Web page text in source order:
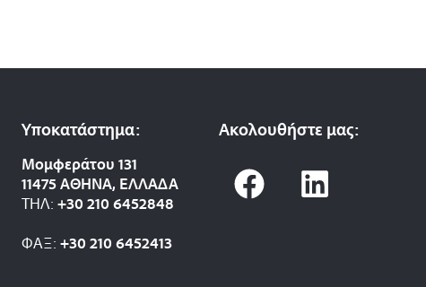
Υποκατάστημα:
Μομφεράτου 131
11475 ΑΘΗΝΑ, ΕΛΛΑΔΑ
ΤΗΛ: +30 210 6452848
ΦΑΞ: +30 210 6452413
Ακολουθήστε μας:
F
a
L
i